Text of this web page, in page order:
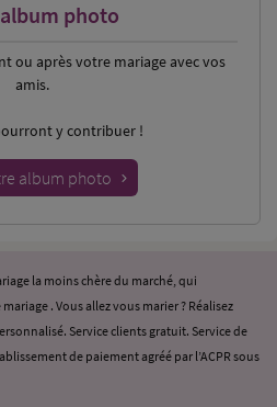
photo
ou après votre mariage avec vos
amis.
y contribuer !
album photo
la moins chère du marché, qui
. Vous allez vous marier ? Réalisez
Service clients gratuit. Service de
de paiement agréé par l’ACPR sous